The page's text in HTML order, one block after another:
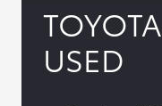
USED